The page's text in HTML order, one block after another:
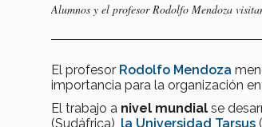
Alumnos y el profesor Rodolfo Mendoza
El profesor Rodolfo Mendoza
importancia para la organización
El trabajo a nivel mundial se
(Sudáfrica), la Universidad Tarsus